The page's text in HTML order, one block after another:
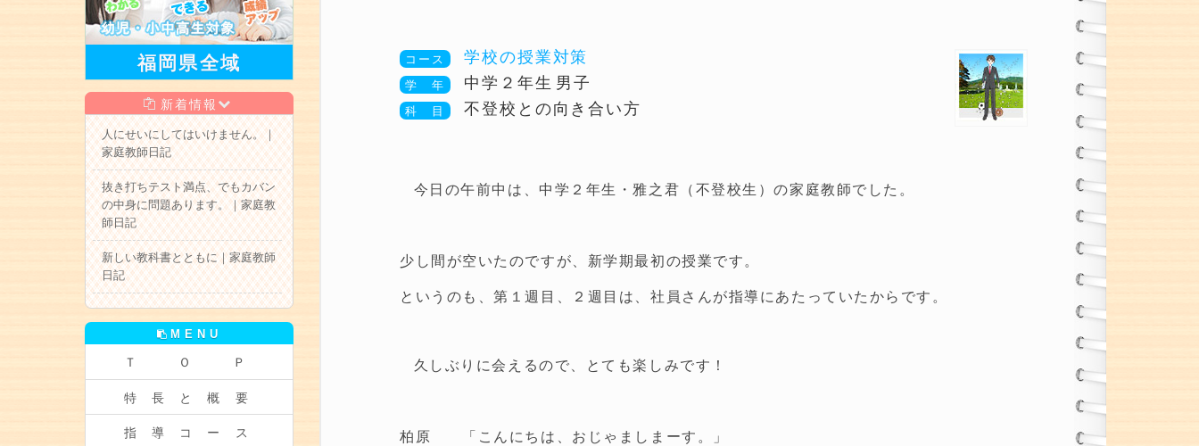
学校の授業対策
中学２年生 男子
不登校との向き合い方
今日の午前中は、中学２年生・雅之君（不登校生）の家庭教師でした。
少し間が空いたのですが、新学期最初の授業です。
というのも、第１週目、２週目は、社員さんが指導にあたっていたからです。
久しぶりに会えるので、とても楽しみです！
柏原 「こんにちは、おじゃましまーす。」
福岡県全域
新着情報
人にせいにしてはいけません。｜
家庭教師日記
抜き打ちテスト満点、でもカバン
の中身に問題あります。｜家庭教
師日記
新しい教科書とともに｜家庭教師
日記
MENU
ＴＯＰ
特長と概要
指導コース